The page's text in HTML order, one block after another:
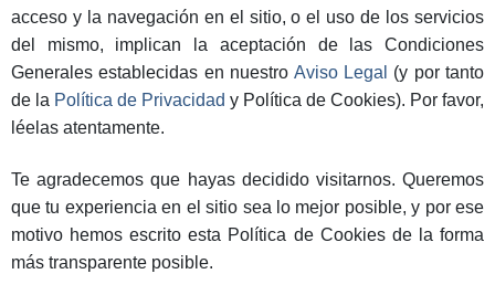
acceso y la navegación en el sitio, o el uso de los servicios
del mismo, implican la aceptación de las Condiciones
Generales establecidas en nuestro Aviso Legal
(y por tanto
de la Política de Privacidad y Política de Cookies). Por favor,
léelas atentamente.
Te agradecemos que hayas decidido visitarnos. Queremos
que tu experiencia en el sitio sea lo mejor posible, y por ese
motivo hemos escrito esta Política de Cookies de la forma
más transparente posible.